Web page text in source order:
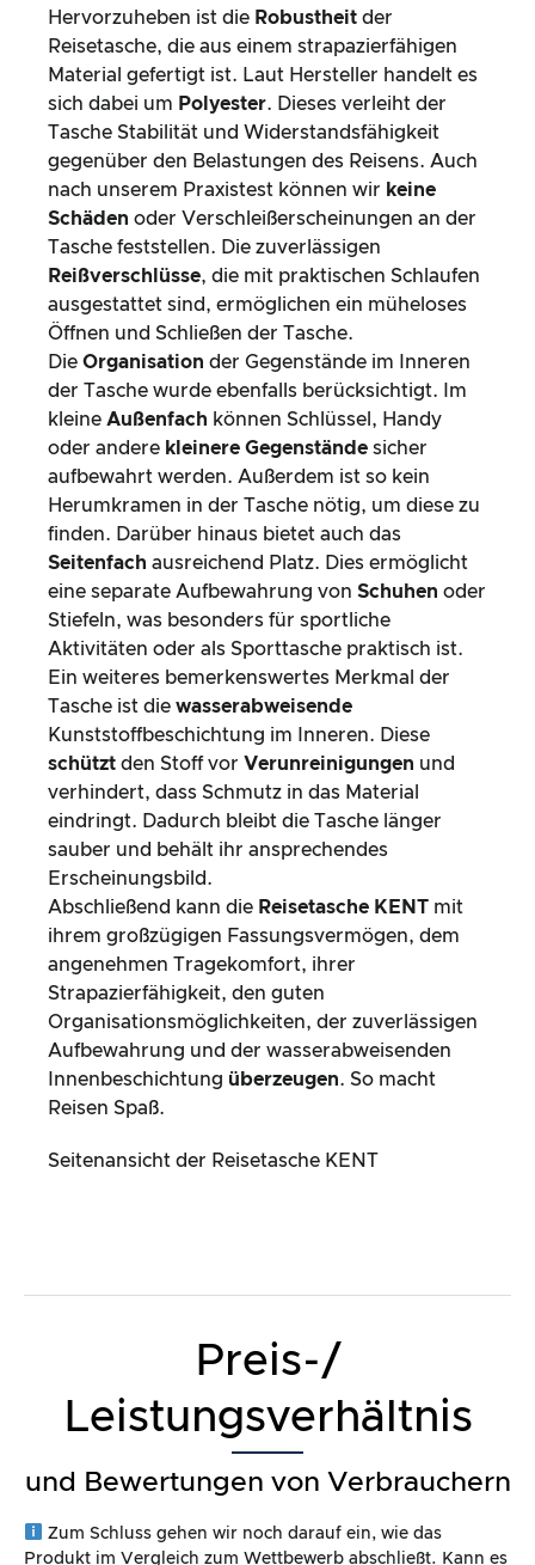
Hervorzuheben ist die Robustheit der
Reisetasche, die aus einem strapazierfähigen
Material gefertigt ist. Laut Hersteller handelt es
sich dabei um Polyester. Dieses verleiht der
Tasche Stabilität und Widerstandsfähigkeit
gegenüber den Belastungen des Reisens. Auch
nach unserem Praxistest können wir keine
Schäden oder Verschleißerscheinungen an der
Tasche feststellen. Die zuverlässigen
Reißverschlüsse, die mit praktischen Schlaufen
ausgestattet sind, ermöglichen ein müheloses
Öffnen und Schließen der Tasche.
Die Organisation der Gegenstände im Inneren
der Tasche wurde ebenfalls berücksichtigt. Im
kleine Außenfach können Schlüssel, Handy
oder andere kleinere Gegenstände sicher
aufbewahrt werden. Außerdem ist so kein
Herumkramen in der Tasche nötig, um diese zu
finden. Darüber hinaus bietet auch das
Seitenfach ausreichend Platz. Dies ermöglicht
eine separate Aufbewahrung von Schuhen oder
Stiefeln, was besonders für sportliche
Aktivitäten oder als Sporttasche praktisch ist.
Ein weiteres bemerkenswertes Merkmal der
Tasche ist die wasserabweisende
Kunststoffbeschichtung im Inneren. Diese
schützt den Stoff vor Verunreinigungen und
verhindert, dass Schmutz in das Material
eindringt. Dadurch bleibt die Tasche länger
sauber und behält ihr ansprechendes
Erscheinungsbild.
Abschließend kann die Reisetasche KENT mit
ihrem großzügigen Fassungsvermögen, dem
angenehmen Tragekomfort, ihrer
Strapazierfähigkeit, den guten
Organisationsmöglichkeiten, der zuverlässigen
Aufbewahrung und der wasserabweisenden
Innenbeschichtung überzeugen. So macht
Reisen Spaß.
Seitenansicht der Reisetasche KENT
Preis-/
Leistungsverhältnis
und Bewertungen von Verbrauchern
Zum Schluss gehen wir noch darauf ein, wie das
Produkt im Vergleich zum Wettbewerb abschließt. Kann es